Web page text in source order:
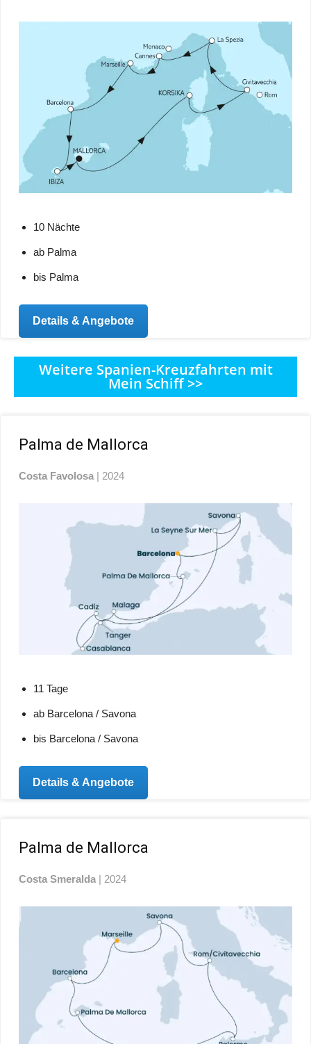
10 Nächte
ab Palma
bis Palma
Details & Angebote
Weitere Spanien-Kreuzfahrten mit
Mein Schiff >>
Palma de Mallorca
Costa Favolosa | 2024
11 Tage
ab Barcelona / Savona
bis Barcelona / Savona
Details & Angebote
Palma de Mallorca
Costa Smeralda | 2024